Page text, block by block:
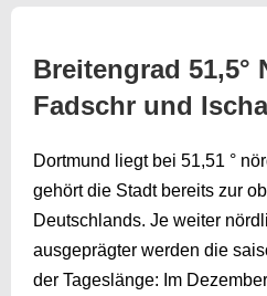
Breitengrad 51,5°
Fadschr und
Dortmund liegt bei 51,51 °
gehört die Stadt bereits zur
Deutschlands. Je weiter
ausgeprägter werden die
der Tageslänge: Im